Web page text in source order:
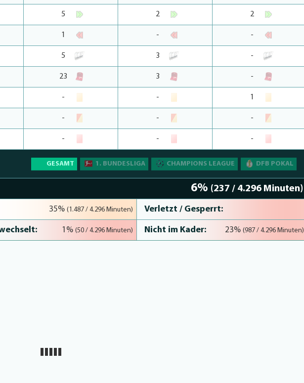
5 2 2
1 - -
5 3 -
23 3 -
- - 1
- - -
- - -
GESAMT 1. BUNDESLIGA CHAMPIONS LEAGUE DFB POKAL
6% (237 / 4.296 Minuten)
35% (1.487 / 4.296 Minuten) Verletzt / Gesperrt:
36%(1.561 / 4.296 Minuten)
1% (50 / 4.296 Minuten) Nicht im Kader: 23% (987 / 4.296 Minuten)